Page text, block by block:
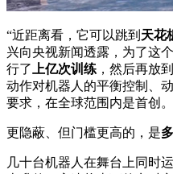
“近距离看，它可以跳到 天花
兴向央视新闻透露，为了这
行了
上亿次训练 ，然后再放
动作对机器人的平衡控制、
要求，在全球范围内是首创
更隐蔽、但门槛更高的，是
几十台机器人在舞台上同时